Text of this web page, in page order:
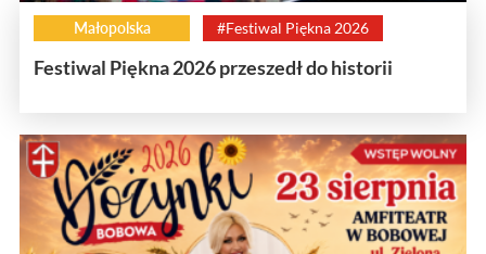
Małopolska #Festiwal Piękna 2026
Festiwal Piękna 2026 przeszedł do historii